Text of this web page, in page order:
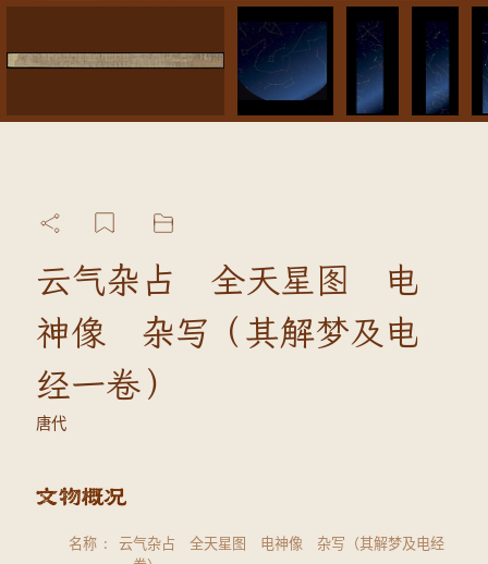
云气杂占 全天星图 电
神像 杂写（其解梦及电
经一卷）
唐代
名称
云气杂占 全天星图 电神像 杂写（其解梦及电经